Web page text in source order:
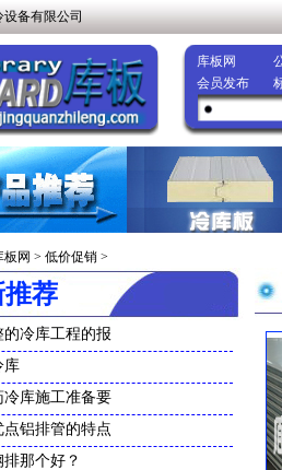
设备有限公司
库板网
会员发布
板网 > 低价促销 >
荐
的冷库工程的报
库
冷库施工准备要
点铝排管的特点
那个好？